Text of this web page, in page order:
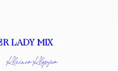
LADY MIX
Kleiner Klopfer